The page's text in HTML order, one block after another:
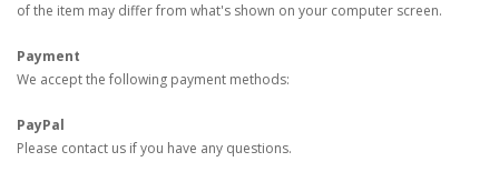
of the item may differ from what's shown on your computer screen.
Payment
We accept the following payment methods:
PayPal
Please contact us if you have any questions.